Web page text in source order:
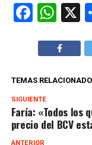
X
TEMAS
SIGUIENTE
Faría: «Todos los
precio del BCV
ANTERIOR